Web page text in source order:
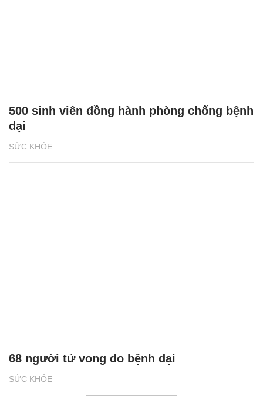
SỨC KHỎE
500 sinh viên đồng hành phòng chống bệnh
dại
SỨC KHỎE
68 người tử vong do bệnh dại